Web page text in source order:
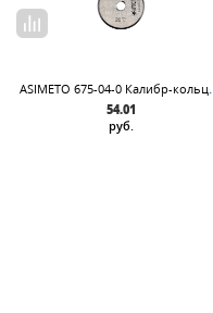
54.01
руб.